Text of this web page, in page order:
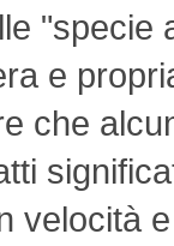
"specie
e
che
velocità